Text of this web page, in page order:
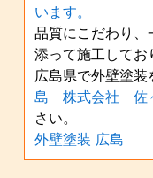
います。
品質にこだわり、
添って施工してお
広島県で外壁塗
島 株式会社 佐
さい。
外壁塗装 広島